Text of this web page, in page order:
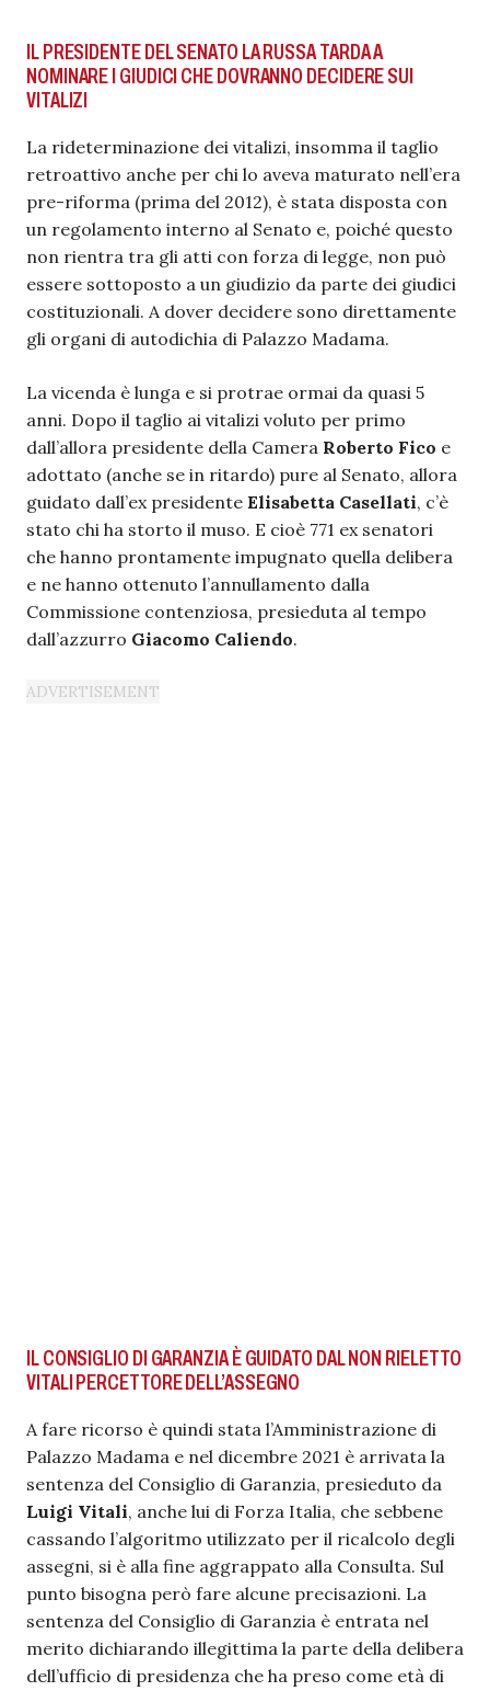
IL PRESIDENTE DEL SENATO LA RUSSA TARDA A
NOMINARE I GIUDICI CHE DOVRANNO DECIDERE SUI
VITALIZI
La rideterminazione dei vitalizi, insomma il taglio
retroattivo anche per chi lo aveva maturato nell’era
pre-riforma (prima del 2012), è stata disposta con
un regolamento interno al Senato e, poiché questo
non rientra tra gli atti con forza di legge, non può
essere sottoposto a un giudizio da parte dei giudici
costituzionali. A dover decidere sono direttamente
gli organi di autodichia di Palazzo Madama.
La vicenda è lunga e si protrae ormai da quasi 5
anni. Dopo il taglio ai vitalizi voluto per primo
dall’allora presidente della Camera Roberto Fico e
adottato (anche se in ritardo) pure al Senato, allora
guidato dall’ex presidente Elisabetta Casellati, c’è
stato chi ha storto il muso. E cioè 771 ex senatori
che hanno prontamente impugnato quella delibera
e ne hanno ottenuto l’annullamento dalla
Commissione contenziosa, presieduta al tempo
dall’azzurro Giacomo Caliendo.
IL CONSIGLIO DI GARANZIA È GUIDATO DAL NON RIELETTO
VITALI PERCETTORE DELL’ASSEGNO
A fare ricorso è quindi stata l’Amministrazione di
Palazzo Madama e nel dicembre 2021 è arrivata la
sentenza del Consiglio di Garanzia, presieduto da
Luigi Vitali, anche lui di Forza Italia, che sebbene
cassando l’algoritmo utilizzato per il ricalcolo degli
assegni, si è alla fine aggrappato alla Consulta. Sul
punto bisogna però fare alcune precisazioni. La
sentenza del Consiglio di Garanzia è entrata nel
merito dichiarando illegittima la parte della delibera
dell’ufficio di presidenza che ha preso come età di